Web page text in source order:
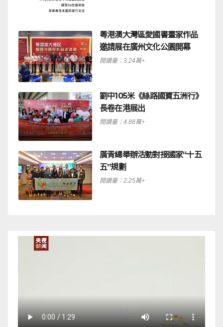
粵港澳大灣區愛國書畫家作品
邀請展在廣州文化公園開幕
閱讀量：3.24萬+
劉中105米《絲路國寶五洲行》
長卷在港展出
閱讀量：4.88萬+
廣青總舉辦活動對接國家“十五
五”規劃
閱讀量：2.25萬+